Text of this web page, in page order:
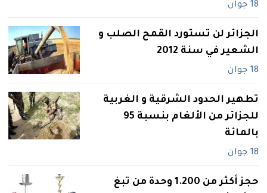
18 جوان
الجزائر لن تستورد القمح الصلب و
الشعير في سنة 2012
18 جوان
تطهير الحدود الشرقية و الغربية
للجزائر من الألغام بنسبة 95
بالمائة
18 جوان
حجز أكثر من 1.200 وحدة من تبغ